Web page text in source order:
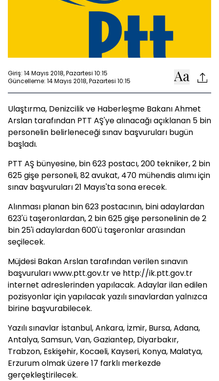
Giriş: 14 Mayıs 2018, Pazartesi 10:15
Güncelleme: 14 Mayıs 2018, Pazartesi 10:15
Ulaştırma, Denizcilik ve Haberleşme Bakanı Ahmet
Arslan tarafından PTT AŞ'ye alınacağı açıklanan 5 bin
personelin belirleneceği sınav başvuruları bugün
başladı.
PTT AŞ bünyesine, bin 623 postacı, 200 tekniker, 2 bin
625 gişe personeli, 82 avukat, 470 mühendis alımı için
sınav başvuruları 21 Mayıs'ta sona erecek.
Alınması planan bin 623 postacının, bini adaylardan
623'ü taşeronlardan, 2 bin 625 gişe personelinin de 2
bin 25'i adaylardan 600'ü taşeronlar arasından
seçilecek.
Müjdesi Bakan Arslan tarafından verilen sınavın
başvuruları www.ptt.gov.tr ve http://ik.ptt.gov.tr
internet adreslerinden yapılacak. Adaylar ilan edilen
pozisyonlar için yapılacak yazılı sınavlardan yalnızca
birine başvurabilecek.
Yazılı sınavlar İstanbul, Ankara, İzmir, Bursa, Adana,
Antalya, Samsun, Van, Gaziantep, Diyarbakır,
Trabzon, Eskişehir, Kocaeli, Kayseri, Konya, Malatya,
Erzurum olmak üzere 17 farklı merkezde
gerçekleştirilecek.